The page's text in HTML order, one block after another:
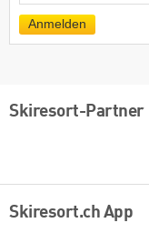
Anmelden
Skiresort-Partner
Skiresort.ch App